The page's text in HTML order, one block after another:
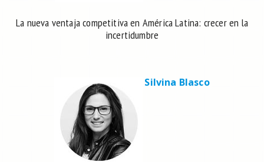
La nueva ventaja competitiva en América Latina: crecer en la
incertidumbre
Silvina Blasco